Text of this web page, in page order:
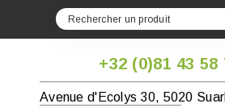
+32 (0)81 43 58
Avenue d'Ecolys 30, 5020